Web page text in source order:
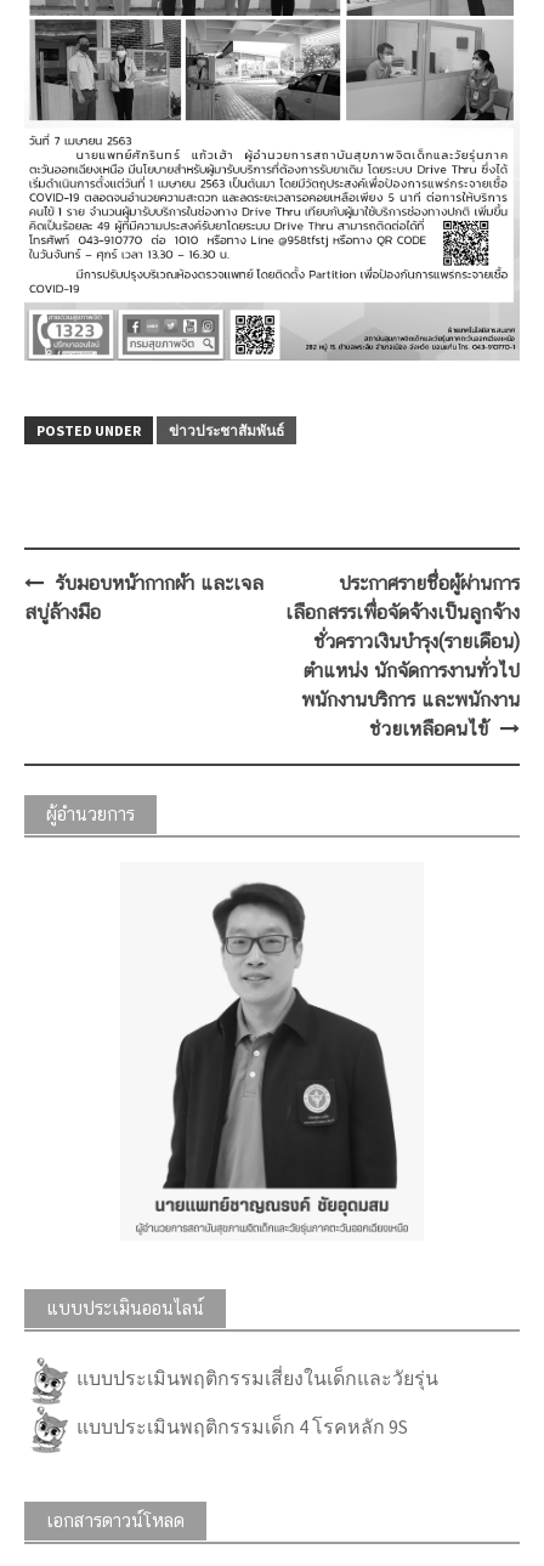
POSTED UNDER ข่าวประชาสัมพันธ์
Post
navigation
รับมอบหน้ากากผ้า และเจล
สบู่ล้างมือ
ประกาศรายชื่อผู้ผ่านการ
เลือกสรรเพื่อจัดจ้างเป็นลูกจ้าง
ชั่วคราวเงินบำรุง(รายเดือน)
ตำแหน่ง นักจัดการงานทั่วไป
พนักงานบริการ และพนักงาน
ช่วยเหลือคนไข้
ผู้อำนวยการ
แบบประเมินออนไลน์
แบบประเมินพฤติกรรมเสี่ยงในเด็กและวัยรุ่น
แบบประเมินพฤติกรรมเด็ก 4 โรคหลัก 9S
เอกสารดาวน์โหลด